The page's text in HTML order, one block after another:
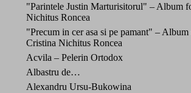
"Parintele Justin Marturisitorul" – Album
Nichitus Roncea
"Precum in cer asa si pe pamant" –
Cristina Nichitus Roncea
Acvila – Pelerin Ortodox
Albastru de…
Alexandru Ursu-Bukowina